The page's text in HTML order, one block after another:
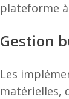
plateforme
Gestion
Les
matérielles,